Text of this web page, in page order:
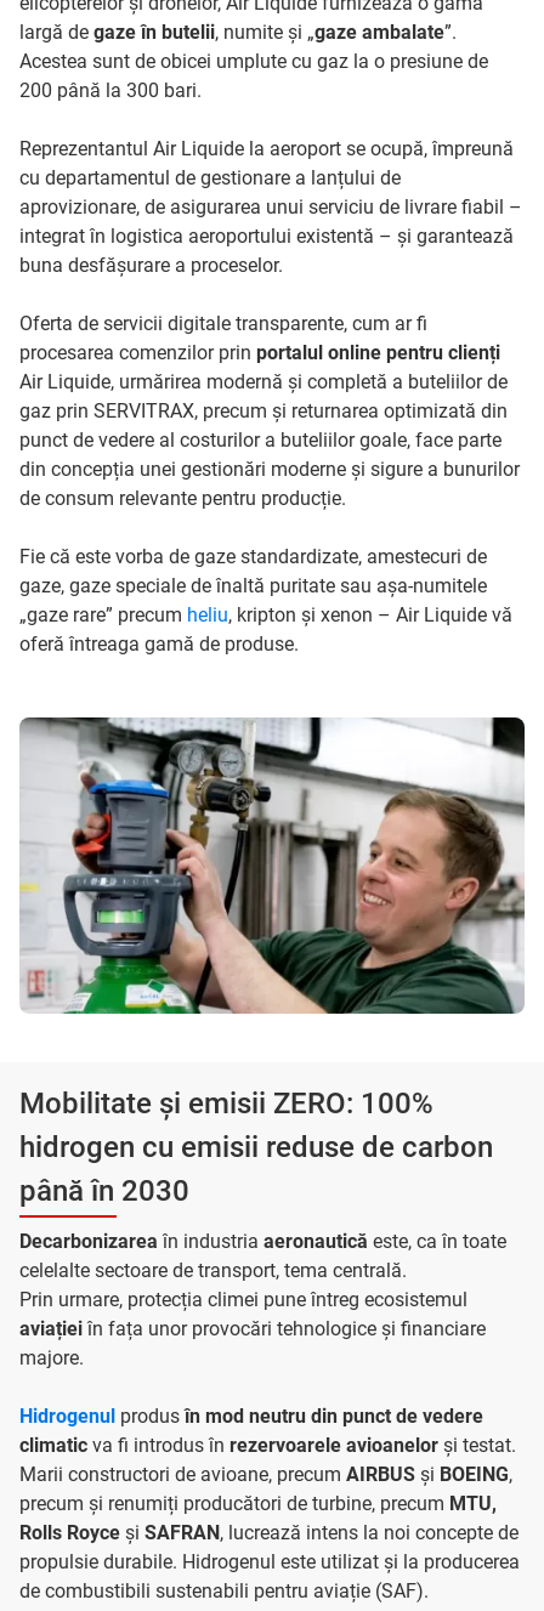
largă de gaze în butelii, numite și „gaze ambalate”.
Acestea sunt de obicei umplute cu gaz la o presiune de
200 până la 300 bari.
Reprezentantul Air Liquide la aeroport se ocupă, împreună
cu departamentul de gestionare a lanțului de
aprovizionare, de asigurarea unui serviciu de livrare fiabil –
integrat în logistica aeroportului existentă – și garantează
buna desfășurare a proceselor.
Oferta de servicii digitale transparente, cum ar fi
procesarea comenzilor prin portalul online pentru clienți
Air Liquide, urmărirea modernă și completă a buteliilor de
gaz prin SERVITRAX, precum și returnarea optimizată din
punct de vedere al costurilor a buteliilor goale, face parte
din concepția unei gestionări moderne și sigure a bunurilor
de consum relevante pentru producție.
Fie că este vorba de gaze standardizate, amestecuri de
gaze, gaze speciale de înaltă puritate sau așa-numitele
„gaze rare” precum heliu, kripton și xenon – Air Liquide vă
oferă întreaga gamă de produse.
Mobilitate și emisii ZERO: 100%
hidrogen cu emisii reduse de carbon
până în 2030
Decarbonizarea în industria aeronautică este, ca în toate
celelalte sectoare de transport, tema centrală.
Prin urmare, protecția climei pune întreg ecosistemul
aviației în fața unor provocări tehnologice și financiare
majore.
Hidrogenul produsîn mod neutru din punct de vedere
climatic va fi introdus în rezervoarele avioanelor și testat.
Marii constructori de avioane, precum AIRBUS și BOEING,
precum și renumiți producători de turbine, precum MTU,
Rolls Royce și SAFRAN, lucrează intens la noi concepte de
propulsie durabile. Hidrogenul este utilizat și la producerea
de combustibili sustenabili pentru aviație (SAF).